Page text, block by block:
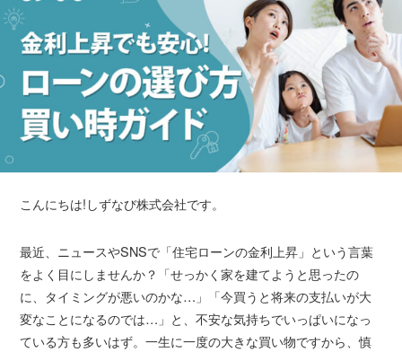
こんにちは!しずなび株式会社です。
最近、ニュースやSNSで「住宅ローンの金利上昇」という言葉
をよく目にしませんか？「せっかく家を建てようと思ったの
に、タイミングが悪いのかな…」「今買うと将来の支払いが大
変なことになるのでは…」と、不安な気持ちでいっぱいになっ
ている方も多いはず。一生に一度の大きな買い物ですから、慎